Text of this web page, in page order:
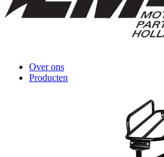
Over ons
Producten